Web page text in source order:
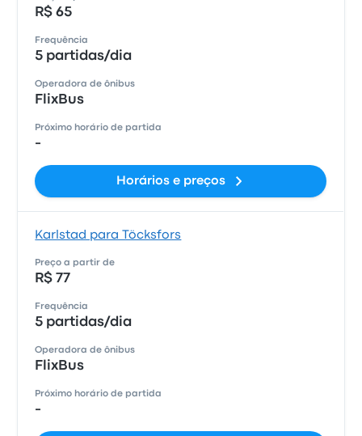
R$ 65
Frequência
5 partidas/dia
Operadora de ônibus
FlixBus
Próximo horário de partida
-
Horários e preços
Karlstad para Töcksfors
Preço a partir de
R$ 77
Frequência
5 partidas/dia
Operadora de ônibus
FlixBus
Próximo horário de partida
-